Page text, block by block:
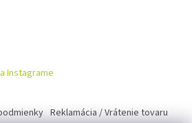
Instagrame
Reklamácia / Vrátenie tovaru